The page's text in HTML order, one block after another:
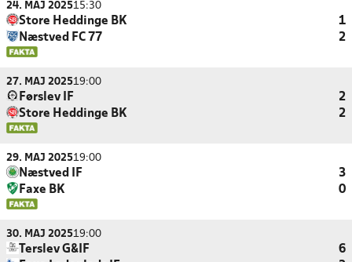
24. MAJ 202515:30
Store Heddinge BK
1
Næstved FC 77
2
27. MAJ 202519:00
Førslev IF
2
Store Heddinge BK
2
29. MAJ 202519:00
Næstved IF
3
Faxe BK
0
30. MAJ 202519:00
Terslev G&IF
6